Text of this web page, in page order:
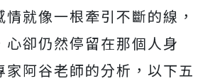
就像一根牽引不斷的線，
心卻仍然停留在那個人身
家阿谷老師的分析，以下五